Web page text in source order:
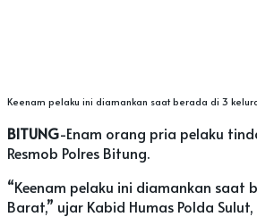
Keenam pelaku ini diamankan saat berada di 3
BITUNG-Enam orang pria pelaku
Resmob Polres Bitung.
“Keenam pelaku ini diamankan
Barat,” ujar Kabid Humas Polda